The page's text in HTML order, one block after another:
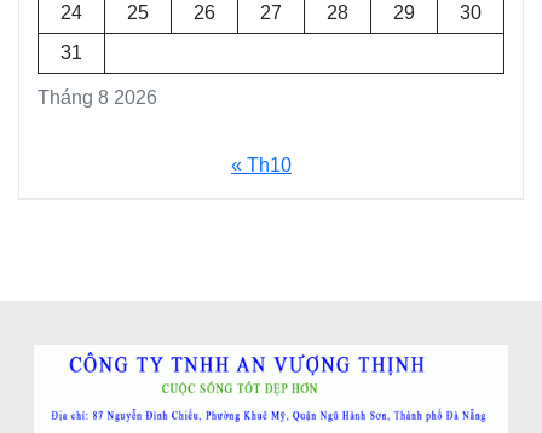
Tháng 8 2026
24
25 26 27 28 29
30
31
« Th10